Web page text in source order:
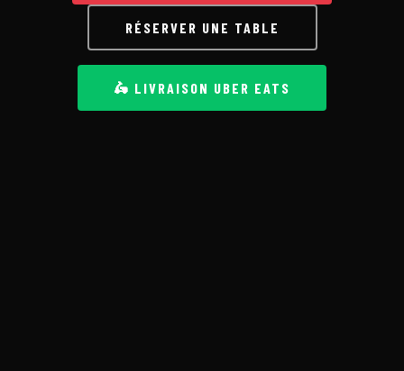
RÉSERVER UNE TABLE
🛵 LIVRAISON UBER EATS